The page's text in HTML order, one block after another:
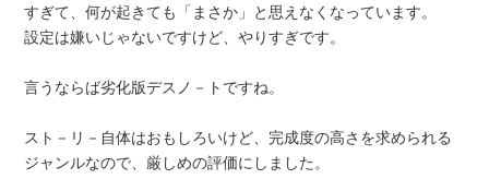
すぎて、何が起きても「まさか」と思えなくなっています。
設定は嫌いじゃないですけど、やりすぎです。
言うならば劣化版デスノ－トですね。
スト－リ－自体はおもしろいけど、完成度の高さを求められる
ジャンルなので、厳しめの評価にしました。